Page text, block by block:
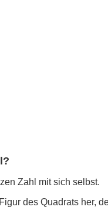
Zahl mit sich selbst.
des Quadrats her,